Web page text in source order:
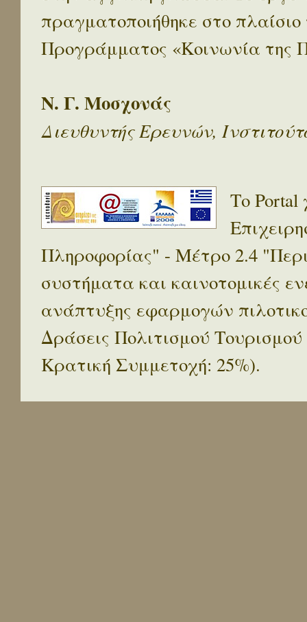
πραγματοποιήθηκε στο
Προγράμματος «Κοινωνία της
Ν. Γ. Μοσχονάς
Διευθυντής Ερευνών,
Το Portal
Πληροφορίας" - Μέτρο 2.4
συστήματα και καινοτομικές
ανάπτυξης εφαρμογών
Δράσεις Πολιτισμού
Κρατική Συμμετοχή: 25%).